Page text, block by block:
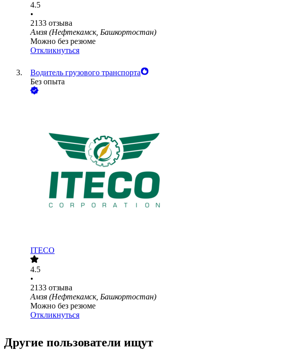
4.5
•
2133 отзыва
Амзя (Нефтекамск, Башкортостан)
Можно без резюме
Откликнуться
Водитель грузового транспорта
Без опыта
ITECO
4.5
•
2133 отзыва
Амзя (Нефтекамск, Башкортостан)
Можно без резюме
Откликнуться
Другие пользователи ищут